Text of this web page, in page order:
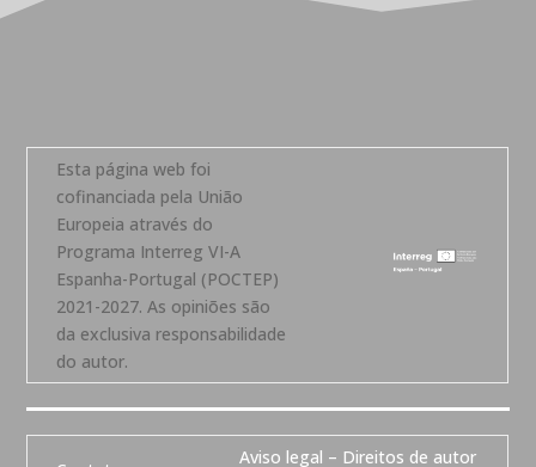
Esta página web foi
cofinanciada pela União
Europeia através do
Programa Interreg VI-A
Espanha-Portugal (POCTEP)
2021-2027. As opiniões são
da exclusiva responsabilidade
do autor.
Aviso legal – Direitos de autor